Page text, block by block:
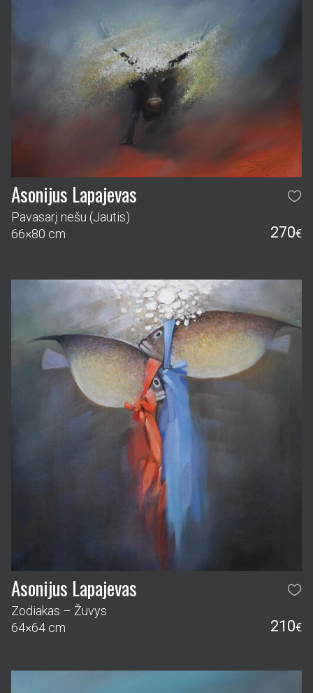
Asonijus Lapajevas
Pavasarį nešu (Jautis)
66×80 cm
270€
Asonijus Lapajevas
Zodiakas – Žuvys
64×64 cm
210€